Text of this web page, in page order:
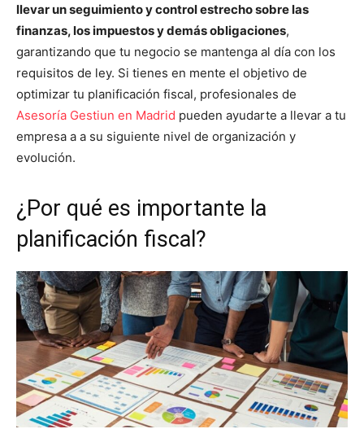
llevar un seguimiento y control estrecho sobre las
finanzas, los impuestos y demás obligaciones,
garantizando que tu negocio se mantenga al día con los
requisitos de ley. Si tienes en mente el objetivo de
optimizar tu planificación fiscal, profesionales de
Asesoría Gestiun en Madrid pueden ayudarte a llevar a tu
empresa a a su siguiente nivel de organización y
evolución.
¿Por qué es importante la
planificación fiscal?